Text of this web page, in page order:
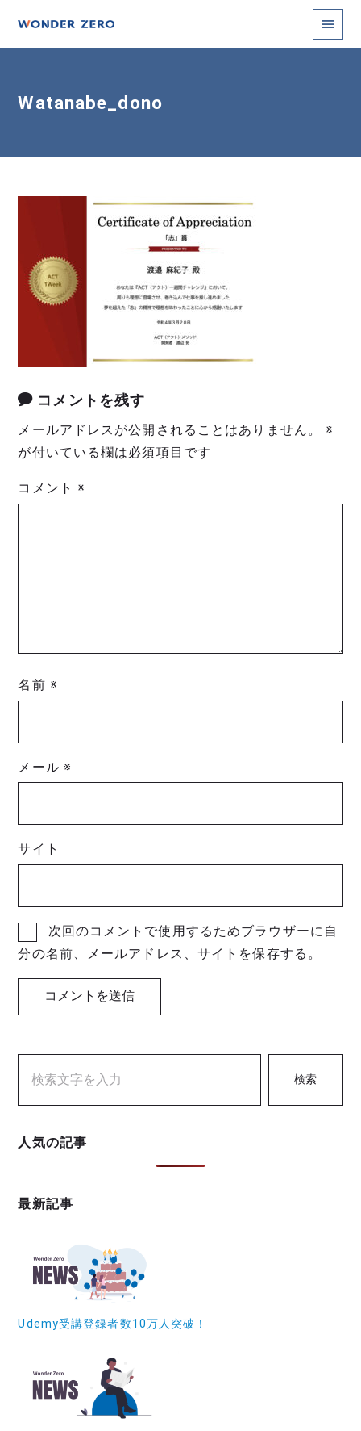
Watanabe_dono
コメントを残す
メールアドレスが公開されることはありません。
※
が付いている欄は必須項目です
コメント※
名前 ※
メール ※
サイト
次回のコメントで使用するためブラウザーに自
分の名前、メールアドレス、サイトを保存する。
検索
人気の記事
最新記事
Udemy受講登録者数10万人突破！